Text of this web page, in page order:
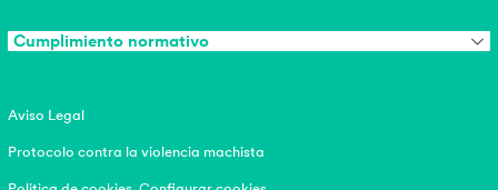
Cumplimiento normativo
Aviso Legal
Protocolo contra la violencia machista